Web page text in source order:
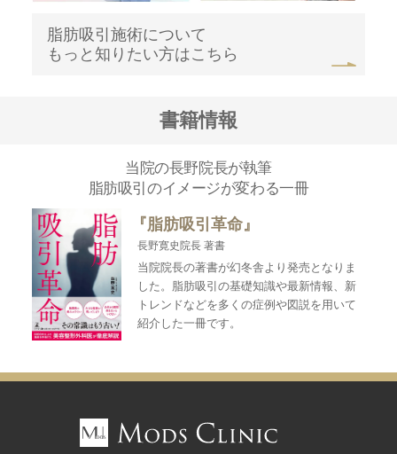
脂肪吸引施術について
もっと知りたい方はこちら
書籍情報
当院の長野院長が執筆
脂肪吸引のイメージが変わる一冊
『脂肪吸引革命』
長野寛史院長 著書
当院院長の著書が幻冬舎より発売となりま
した。脂肪吸引の基礎知識や最新情報、新
トレンドなどを多くの症例や図説を用いて
紹介した一冊です。